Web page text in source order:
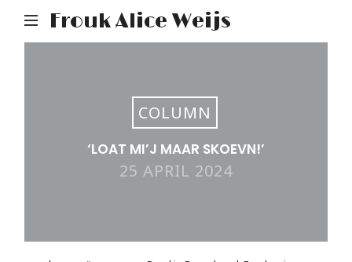
Frouk Alice Weijs
COLUMN
‘LOAT MI’J MAAR SKOEVN!’
25 APRIL 2024